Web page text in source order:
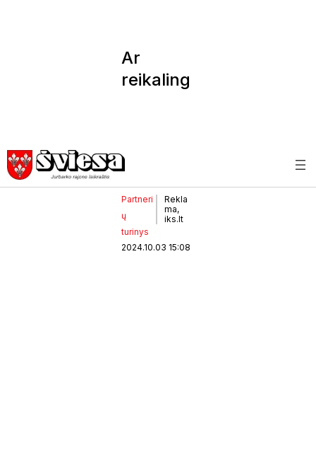
Ar
reikaling
as
Partneri
ų
turinys
Rekla
ma,
iks.lt
2024.10.03 15:08